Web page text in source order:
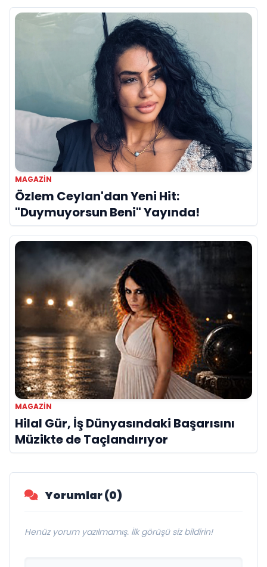
MAGAZIN
Özlem Ceylan'dan Yeni Hit:
"Duymuyorsun Beni" Yayında!
MAGAZIN
Hilal Gür, İş Dünyasındaki Başarısını
Müzikte de Taçlandırıyor
Yorumlar (0)
Henüz yorum yazılmamış. İlk görüşü siz bildirin!